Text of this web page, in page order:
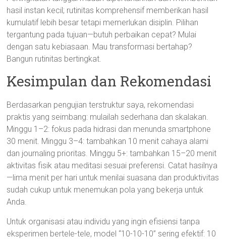
hasil instan kecil; rutinitas komprehensif memberikan hasil
kumulatif lebih besar tetapi memerlukan disiplin. Pilihan
tergantung pada tujuan—butuh perbaikan cepat? Mulai
dengan satu kebiasaan. Mau transformasi bertahap?
Bangun rutinitas bertingkat.
Kesimpulan dan Rekomendasi
Berdasarkan pengujian terstruktur saya, rekomendasi
praktis yang seimbang: mulailah sederhana dan skalakan.
Minggu 1–2: fokus pada hidrasi dan menunda smartphone
30 menit. Minggu 3–4: tambahkan 10 menit cahaya alami
dan journaling prioritas. Minggu 5+: tambahkan 15–20 menit
aktivitas fisik atau meditasi sesuai preferensi. Catat hasilnya
—lima menit per hari untuk menilai suasana dan produktivitas
sudah cukup untuk menemukan pola yang bekerja untuk
Anda.
Untuk organisasi atau individu yang ingin efisiensi tanpa
eksperimen bertele-tele, model “10-10-10” sering efektif: 10